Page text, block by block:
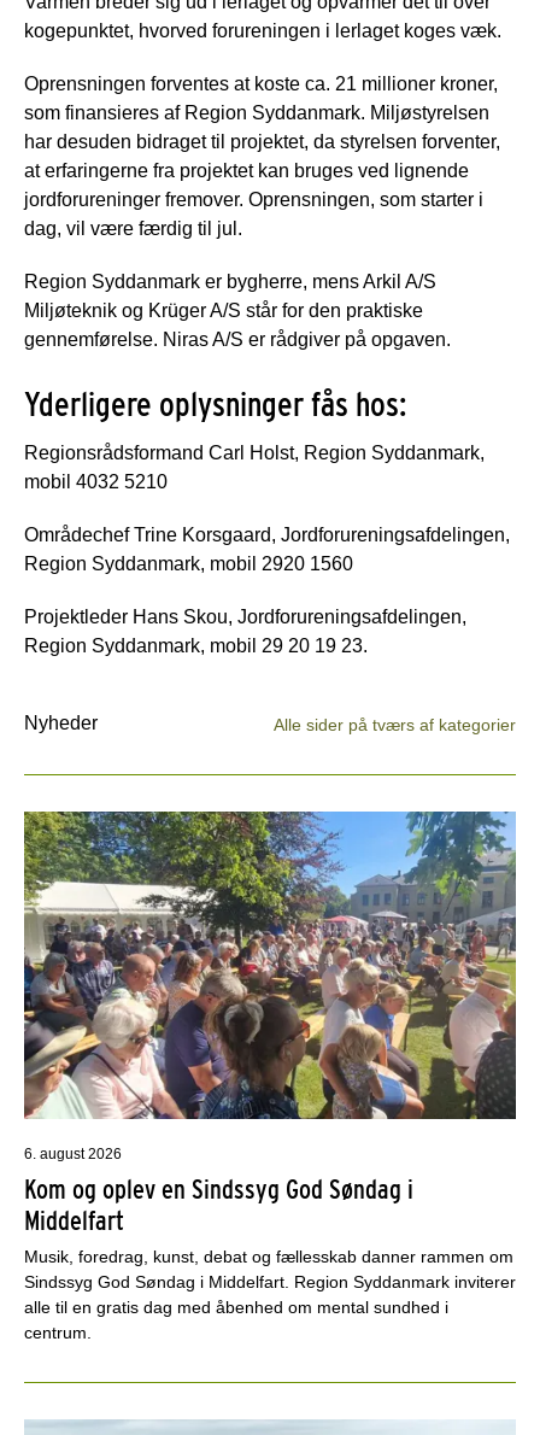
kogepunktet, hvorved forureningen i lerlaget koges væk.
Oprensningen forventes at koste ca. 21 millioner kroner,
som finansieres af Region Syddanmark. Miljøstyrelsen
har desuden bidraget til projektet, da styrelsen forventer,
at erfaringerne fra projektet kan bruges ved lignende
jordforureninger fremover. Oprensningen, som starter i
dag, vil være færdig til jul.
Region Syddanmark er bygherre, mens Arkil A/S
Miljøteknik og Krüger A/S står for den praktiske
gennemførelse. Niras A/S er rådgiver på opgaven.
Yderligere oplysninger fås hos:
Regionsrådsformand Carl Holst, Region Syddanmark,
mobil 4032 5210
Områdechef Trine Korsgaard, Jordforureningsafdelingen,
Region Syddanmark, mobil 2920 1560
Projektleder Hans Skou, Jordforureningsafdelingen,
Region Syddanmark, mobil 29 20 19 23.
Nyheder Alle sider på tværs af kategorier
6. august 2026
Kom og oplev en Sindssyg God Søndag i
Middelfart
Musik, foredrag, kunst, debat og fællesskab danner rammen om
Sindssyg God Søndag i Middelfart. Region Syddanmark inviterer
alle til en gratis dag med åbenhed om mental sundhed i
centrum.